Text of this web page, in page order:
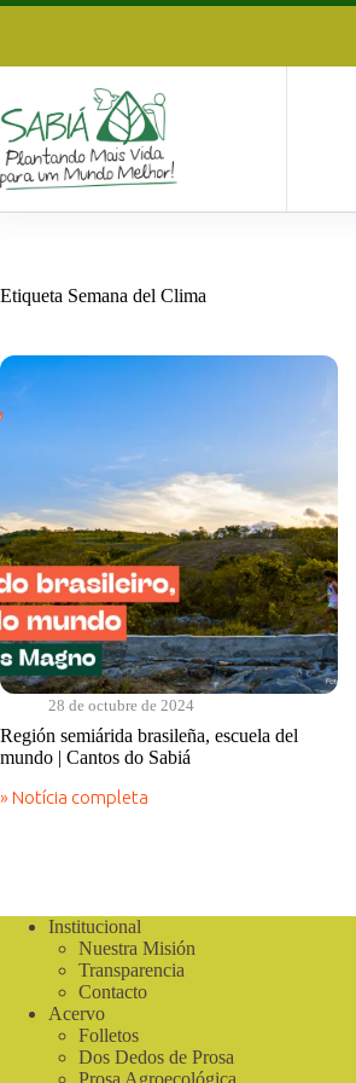
Saltar
Etiqueta Semana del Clima
28 de octubre de 2024
Región semiárida brasileña, escuela del
mundo | Cantos do Sabiá
» Notícia completa
Región
Institucional
Nuestra Misión
Transparencia
Contacto
Acervo
Folletos
Dos Dedos de Prosa
Prosa Agroecológica